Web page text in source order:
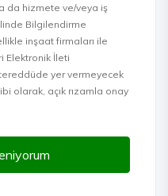
da hizmete ve/veya iş
Bilgilendirme
inşaat firmaları ile
Elektronik İleti
yer vermeyecek
olarak, açık rızamla onay